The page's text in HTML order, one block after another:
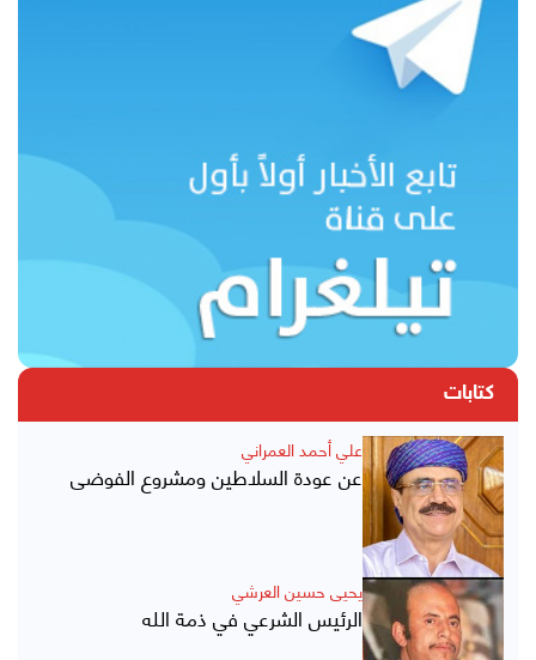
كتابات
علي أحمد العمراني
عن عودة السلاطين ومشروع الفوضى
يحيى حسين العرشي
الرئيس الشرعي في ذمة الله